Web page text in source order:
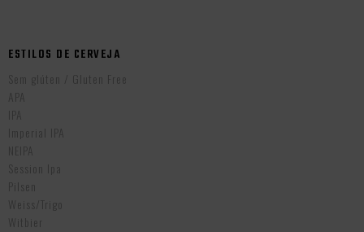
ESTILOS DE CERVEJA
Sem glúten / Gluten Free
APA
IPA
Imperial IPA
NEIPA
Session Ipa
Pilsen
Weiss/Trigo
Witbier